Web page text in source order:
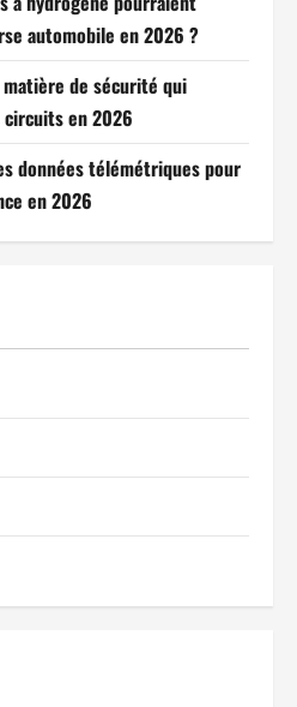
automobile en 2026 ?
de sécurité qui
circuits en 2026
données télémétriques pour
en 2026